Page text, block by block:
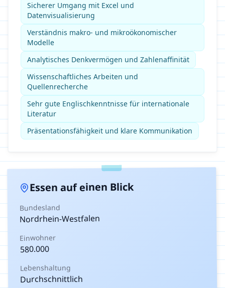
Sicherer Umgang mit Excel und
Datenvisualisierung
Verständnis makro- und mikroökonomischer
Modelle
Analytisches Denkvermögen und Zahlenaffinität
Wissenschaftliches Arbeiten und
Quellenrecherche
Sehr gute Englischkenntnisse für internationale
Literatur
Präsentationsfähigkeit und klare Kommunikation
Essen auf einen Blick
Bundesland
Nordrhein-Westfalen
Einwohner
580.000
Lebenshaltung
Durchschnittlich